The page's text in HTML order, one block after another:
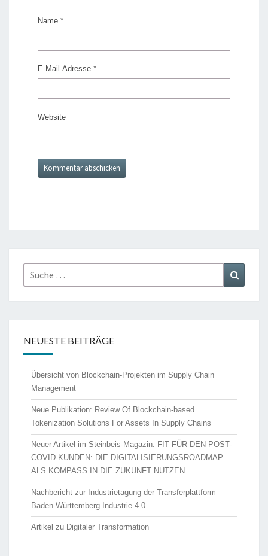
Name *
E-Mail-Adresse *
Website
Suche
nach:
NEUESTE BEITRÄGE
Übersicht von Blockchain-Projekten im Supply Chain
Management
Neue Publikation: Review Of Blockchain-based
Tokenization Solutions For Assets In Supply Chains
Neuer Artikel im Steinbeis-Magazin: FIT FÜR DEN POST-
COVID-KUNDEN: DIE DIGITALISIERUNGSROADMAP
ALS KOMPASS IN DIE ZUKUNFT NUTZEN
Nachbericht zur Industrietagung der Transferplattform
Baden-Württemberg Industrie 4.0
Artikel zu Digitaler Transformation